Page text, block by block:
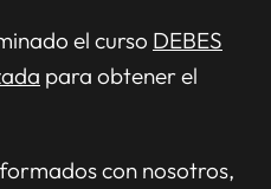
el curso DEBES
para obtener el
con nosotros,